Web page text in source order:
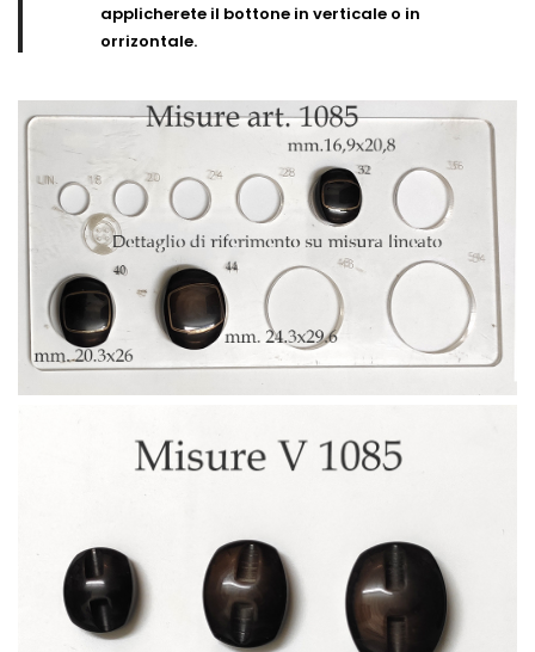
applicherete il bottone in verticale o in
orrizontale.